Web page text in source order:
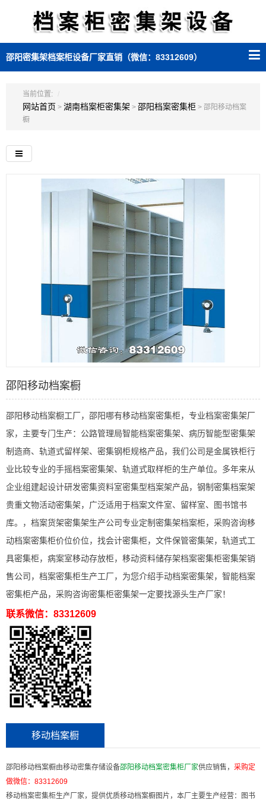
邵阳密集架档案柜设备厂家直销（微信：83312609）
当前位置:
网站首页 > 湖南档案柜密集架 > 邵阳档案密集柜 > 邵阳移动档案
橱
邵阳移动档案橱
邵阳移动档案橱工厂，邵阳哪有移动档案密集柜，专业档案密集架厂
家，主要专门生产：公路管理局智能档案密集架、病历智能型密集架
制造商、轨道式留样架、密集钢柜规格产品，我们公司是金属铁柜行
业比较专业的手摇档案密集架、轨道式取样柜的生产单位。多年来从
企业组建起设计研发密集资料室密集型档案架产品，钢制密集档案架
贵重文物活动密集架，广泛适用于档案文件室、留样室、图书馆书
库。，档案货架密集架生产公司专业定制密集架档案柜，采购咨询移
动档案密集柜价位价位，找会计密集柜，文件保管密集架，轨道式工
具密集柜，病案室移动存放柜，移动资料储存架档案密集柜密集架销
售公司，档案密集柜生产工厂，为您介绍手动档案密集架，智能档案
密集柜产品，采购咨询密集柜密集架一定要找源头生产厂家！
联系微信：83312609
移动档案橱
邵阳移动档案橱由移动密集存储设备邵阳移动档案密集柜厂家供应销售， 采购定
做微信： 83312609
移动档案密集柜生产厂家，提供优质移动档案橱图片，本厂主要生产经营：图书